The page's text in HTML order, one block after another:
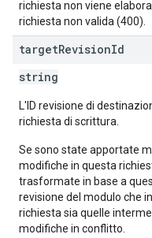
richiesta non viene
richiesta non valida (400).
targetRevisionId
string
L'ID revisione di
richiesta di scrittura.
Se sono state apportate
modifiche in questa
trasformate in base a
revisione del modulo che
richiesta sia quelle
modifiche in conflitto.